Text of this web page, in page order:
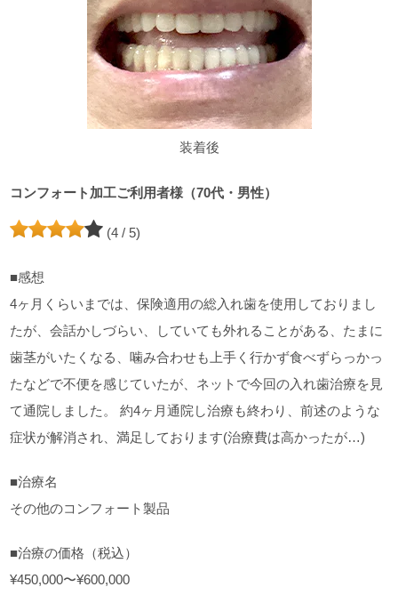
装着後
コンフォート加工ご利用者様（70代・男性）
(4 / 5)
■感想
4ヶ月くらいまでは、保険適用の総入れ歯を使用しておりまし
たが、会話かしづらい、していても外れることがある、たまに
歯茎がいたくなる、噛み合わせも上手く行かず食べずらっかっ
たなどで不便を感じていたが、ネットで今回の入れ歯治療を見
て通院しました。 約4ヶ月通院し治療も終わり、前述のような
症状が解消され、満足しております(治療費は高かったが…)
■治療名
その他のコンフォート製品
■治療の価格（税込）
¥450,000〜¥600,000